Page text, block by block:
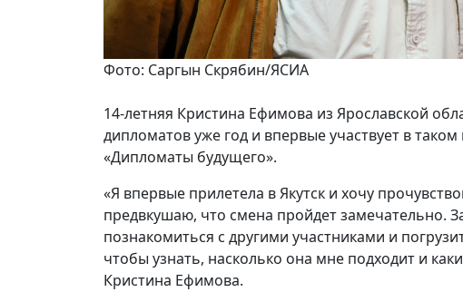
Фото: Саргын Скрябин/ЯСИА
14-летняя Кристина Ефимова из Ярославской
дипломатов уже год и впервые участвует в
«Дипломаты будущего».
«Я впервые прилетела в Якутск и хочу
предвкушаю, что смена пройдет замечательно.
познакомиться с другими участниками и
чтобы узнать, насколько она мне подходит и
Кристина Ефимова.